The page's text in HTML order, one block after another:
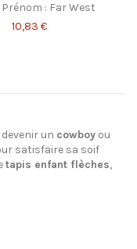
: Far West
10,83 €
un cowboy ou
satisfaire sa soif
tapis enfant flèches,